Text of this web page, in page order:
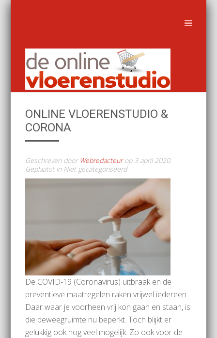
ONLINE VLOERENSTUDIO &
CORONA
Geschreven door Webredacteurop 3 april 2020.
Geplaatst in Niet gecategoriseerd
De COVID-19 (Coronavirus) uitbraak en de
preventieve maatregelen raken vrijwel iedereen.
Daar waar je voorheen vrij kon gaan en staan, is
die beweegruimte nu beperkt. Toch blijkt er
gelukkig ook nog veel mogelijk. Zo ook voor de